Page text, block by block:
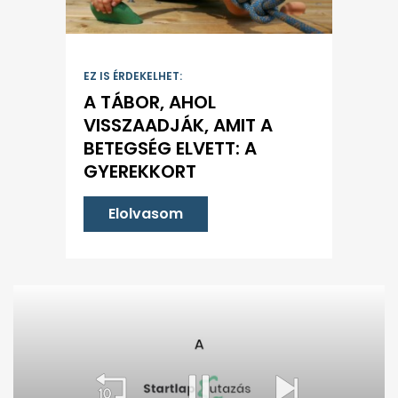
EZ IS ÉRDEKELHET:
A TÁBOR, AHOL
VISSZAADJÁK, AMIT A
BETEGSÉG ELVETT: A
GYEREKKORT
Elolvasom